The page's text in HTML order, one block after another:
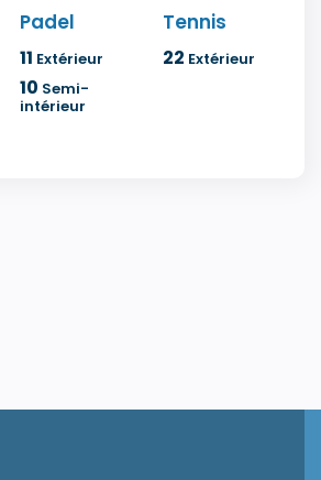
Padel
11 Extérieur
10 Semi-
intérieur
Tennis
22 Extérieur